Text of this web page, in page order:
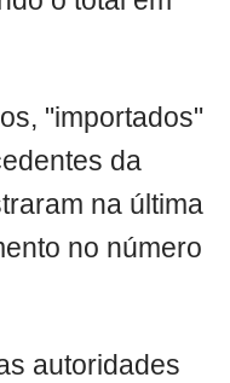
"importados"
da
na última
no número
autoridades